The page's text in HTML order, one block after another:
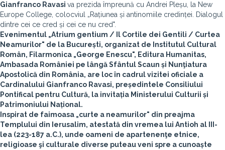
Gianfranco Ravasi va prezida împreună cu Andrei Pleșu, la New
Europe College, colocviul „Rațiunea și antinomiile credinței. Dialogul
dintre cei ce cred și cei ce nu cred".
Evenimentul „Atrium gentium / Il Cortile dei Gentili / Curtea
Neamurilor" de la București, organizat de Institutul Cultural
Român, Filarmonica „George Enescu", Editura Humanitas,
Ambasada României pe lângă Sfântul Scaun și Nunţiatura
Apostolică din România, are loc în cadrul vizitei oficiale a
Cardinalului Gianfranco Ravasi, președintele Consiliului
Pontifical pentru Cultură, la invitația Ministerului Culturii și
Patrimoniului Național.
Inspirat de faimoasa „curte a neamurilor" din preajma
Templului din Ierusalim, atestată din vremea lui Antioh al III-
lea (223-187 a.C.), unde oameni de apartenenţe etnice,
religioase şi culturale diverse puteau veni spre a cunoaște